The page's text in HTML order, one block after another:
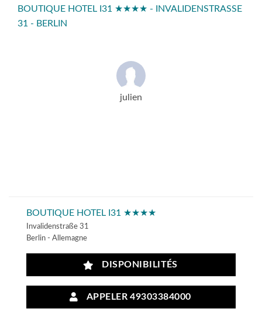
BOUTIQUE HOTEL I31 ★★★★ - INVALIDENSTRASSE 3
1 - BERLIN
julien
BOUTIQUE HOTEL I31 ★★★★
Invalidenstraße 31
Berlin - Allemagne
DISPONIBILITÉS
APPELER 49303384000